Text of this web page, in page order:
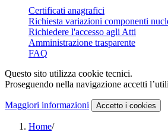
Certificati anagrafici
Richiesta variazioni componenti
Richiedere l'accesso agli Atti
Amministrazione trasparente
FAQ
Questo sito utilizza cookie tecnici.
Proseguendo nella navigazione accetti
Maggiori informazioni Accetto i cookies
Home/